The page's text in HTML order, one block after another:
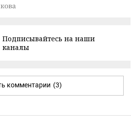
Подписывайтесь на наши
каналы
комментарии (3)